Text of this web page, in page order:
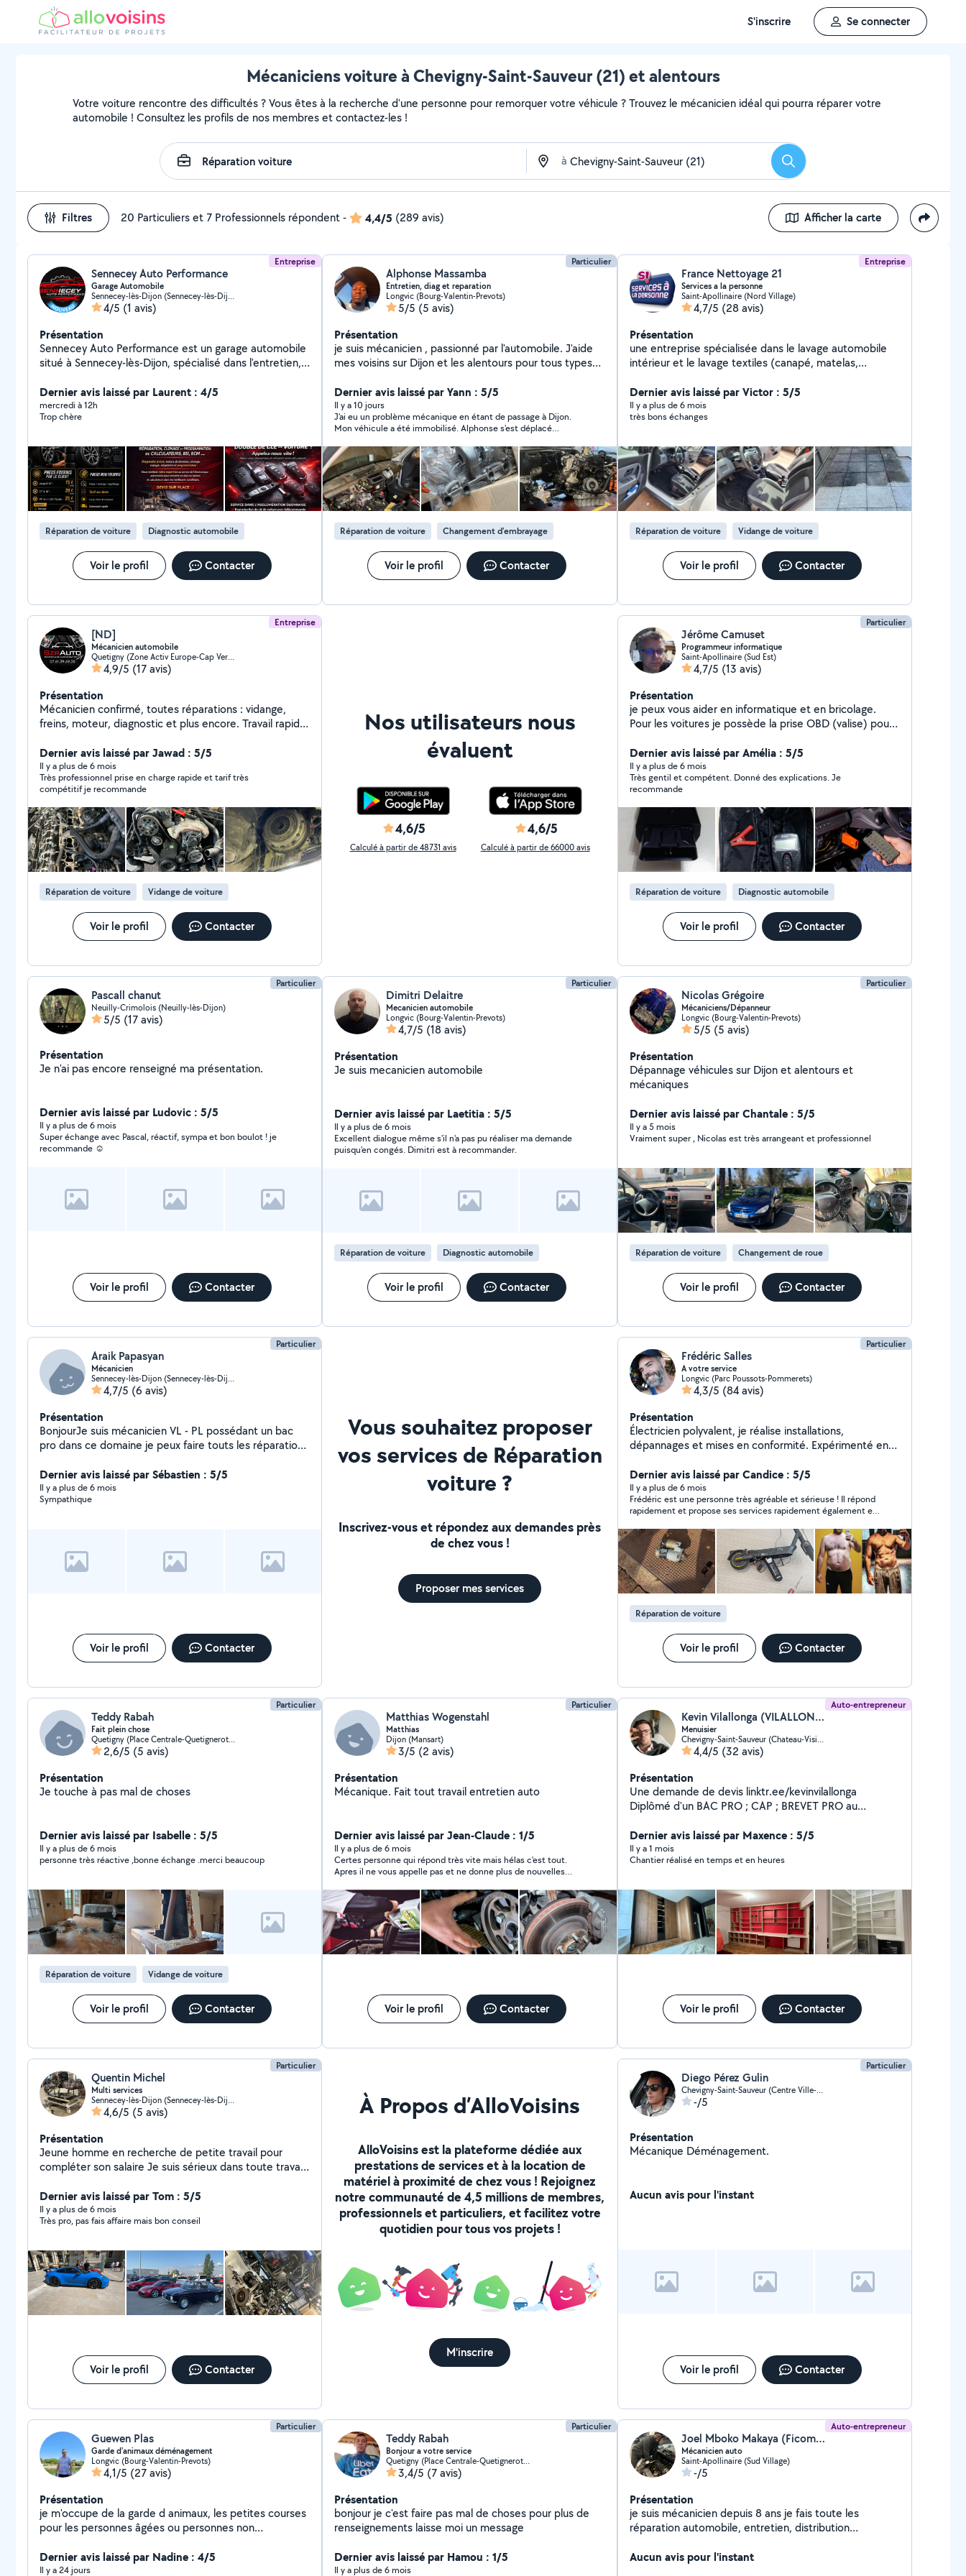
S'inscrire Se connecter
Mécaniciens voiture à Chevigny-Saint-Sauveur (21) et alentours
Votre voiture rencontre des difficultés ? Vous êtes à la recherche d'une personne pour remorquer votre véhicule ? Trouvez le mécanicien idéal qui pourra réparer votre
automobile ! Consultez les profils de nos membres et contactez-les !
à Rechercher
Filtres 20 Particuliers et 7 Professionnels répondent- 4,4/5 (289 avis) Afficher la carte
Entreprise
Sennecey Auto Performance
Garage Automobile
Sennecey-lès-Dijon (Sennecey-lès-Dijon)
4/5 (1 avis)
Présentation
Sennecey Auto Performance est un garage automobile
situé à Sennecey-lès-Dijon, spécialisé dans l'entretien,
performances des véhicules. Notre équipe met son
expertise à votre service pour vous proposer des
prestations fiables, rapides et de qualité, allant de la
éthanol E85. Notre priorité est de garantir la
satisfaction de nos clients grâce à un travail soigné, des
conseils personnalisés et une transparence totale.
Dernier avis laissé par Laurent : 4/5
mercredi à 12h
Trop chère
Réparation de voiture Diagnostic automobile
Voir le profil Contacter
Particulier
Alphonse Massamba
Entretien, diag et reparation
Longvic (Bourg-Valentin-Prevots)
5/5 (5 avis)
Présentation
je suis mécanicien , passionné par l'automobile. J'aide
mes voisins sur Dijon et les alentours pour tous types
pièces auto. Sérieux, réactif et arrangeant Travail
propre et soigné Tarifs honnêtes, esprit d'entraide Que
ce soit pour une vidange, un diagnostic ou une petite
panne, je suis là pour vous dépanner rapidement et
efficacement.
Dernier avis laissé par Yann : 5/5
Il y a 10 jours
J'ai eu un problème mécanique en étant de passage à Dijon.
Mon véhicule a été immobilisé. Alphonse s'est déplacé
mon véhicule très rapidement. Je vous remercie pour votre
professionnalisme et votre gentillesse ! Je recommande.
Réparation de voiture Changement d'embrayage
Voir le profil Contacter
Entreprise
France Nettoyage 21
Services a la personne
Saint-Apollinaire (Nord Village)
4,7/5 (28 avis)
Présentation
une entreprise spécialisée dans le lavage automobile
intérieur et le lavage textiles (canapé, matelas,
extraction, aucune saleté ne lui résiste et votre tissu
ressortira comme neuf !N'hésitez pas à nous ajouter
sur nos réseaux pour voir nos réalisations !
Dernier avis laissé par Victor : 5/5
Il y a plus de 6 mois
très bons échanges
Réparation de voiture Vidange de voiture
Voir le profil Contacter
Entreprise
[ND]
Mécanicien automobile
Quetigny (Zone Activ Europe-Cap Vert-Grand Marche)
4,9/5 (17 avis)
Présentation
Mécanicien confirmé, toutes réparations : vidange,
freins, moteur, diagnostic et plus encore. Travail rapide
Dernier avis laissé par Jawad : 5/5
Il y a plus de 6 mois
Très professionnel prise en charge rapide et tarif très
compétitif je recommande
Réparation de voiture Vidange de voiture
Voir le profil Contacter
Nos utilisateurs nous
évaluent
4,6/5
Calculé à partir de 48731 avis
4,6/5
Calculé à partir de 66000 avis
Particulier
Jérôme Camuset
Programmeur informatique
Saint-Apollinaire (Sud Est)
4,7/5 (13 avis)
Présentation
je peux vous aider en informatique et en bricolage.
Pour les voitures je possède la prise OBD (valise) pour
marques ainsi qu'un testeur de batterie de voiture. J'ai
aussi le logiciel pour mettre à jour le GPS des voitures
de la marque HYUNDAI et KIA.
Dernier avis laissé par Amélia : 5/5
Il y a plus de 6 mois
Très gentil et compétent. Donné des explications. Je
recommande
Réparation de voiture Diagnostic automobile
Voir le profil Contacter
Particulier
Pascall chanut
Neuilly-Crimolois (Neuilly-lès-Dijon)
5/5 (17 avis)
Présentation
Je n'ai pas encore renseigné ma présentation.
Dernier avis laissé par Ludovic : 5/5
Il y a plus de 6 mois
Super échange avec Pascal, réactif, sympa et bon boulot ! je
recommande ☺️
Voir le profil Contacter
Particulier
Dimitri Delaitre
Mecanicien automobile
Longvic (Bourg-Valentin-Prevots)
4,7/5 (18 avis)
Présentation
Je suis mecanicien automobile
Dernier avis laissé par Laetitia : 5/5
Il y a plus de 6 mois
Excellent dialogue même s'il n'a pas pu réaliser ma demande
puisqu'en congés. Dimitri est à recommander.
Réparation de voiture Diagnostic automobile
Voir le profil Contacter
Particulier
Nicolas Grégoire
Mécaniciens/Dépanneur
Longvic (Bourg-Valentin-Prevots)
5/5 (5 avis)
Présentation
Dépannage véhicules sur Dijon et alentours et
mécaniques
Dernier avis laissé par Chantale : 5/5
Il y a 5 mois
Vraiment super , Nicolas est très arrangeant et professionnel
Réparation de voiture Changement de roue
Voir le profil Contacter
Particulier
Araik Papasyan
Mécanicien
Sennecey-lès-Dijon (Sennecey-lès-Dijon)
4,7/5 (6 avis)
Présentation
BonjourJe suis mécanicien VL - PL possédant un bac
pro dans ce domaine je peux faire touts les réparations
peinture dans la maison, réparation de portable ( écran
haut parleur antenne wifi) ....
Dernier avis laissé par Sébastien : 5/5
Il y a plus de 6 mois
Sympathique
Voir le profil Contacter
Vous souhaitez proposer
vos services de Réparation
voiture ?
Inscrivez-vous et répondez aux demandes près
de chez vous !
Proposer mes services
Particulier
Frédéric Salles
A votre service
Longvic (Parc Poussots-Pommerets)
4,3/5 (84 avis)
Présentation
Électricien polyvalent, je réalise installations,
dépannages et mises en conformité. Expérimenté en
divers travaux de bricolage et aide à domicile. Sérieux
et efficace.
Dernier avis laissé par Candice : 5/5
Il y a plus de 6 mois
Frédéric est une personne très agréable et sérieuse ! Il répond
rapidement et propose ses services rapidement également et
vivement !
Réparation de voiture
Voir le profil Contacter
Particulier
Teddy Rabah
Fait plein chose
Quetigny (Place Centrale-Quetignerots-Pre Bourgeot)
2,6/5 (5 avis)
Présentation
Je touche à pas mal de choses
Dernier avis laissé par Isabelle : 5/5
Il y a plus de 6 mois
personne très réactive ,bonne échange .merci beaucoup
Réparation de voiture Vidange de voiture
Voir le profil Contacter
Particulier
Matthias Wogenstahl
Matthias
Dijon (Mansart)
3/5 (2 avis)
Présentation
Mécanique. Fait tout travail entretien auto
Dernier avis laissé par Jean-Claude : 1/5
Il y a plus de 6 mois
Certes personne qui répond très vite mais hélas c'est tout.
Apres il ne vous appelle pas et ne donne plus de nouvelles
Voir le profil Contacter
Auto-entrepreneur
Kevin Vilallonga (VILALLONGA)
Menuisier
Chevigny-Saint-Sauveur (Chateau-Visitation)
4,4/5 (32 avis)
Présentation
Une demande de devis linktr.ee/kevinvilallonga
Diplômé d'un BAC PRO ; CAP ; BREVET PRO au
suis PROFESSIONNEL et passionnée avant tous.
Réalisation de prestations de menuiserie : - Menuiserie
int/ext - Parquet quelconque - Agencement sur mesure
Dernier avis laissé par Maxence : 5/5
Il y a 1 mois
Chantier réalisé en temps et en heures
Voir le profil Contacter
Particulier
Quentin Michel
Multi services
Sennecey-lès-Dijon (Sennecey-lès-Dijon)
4,6/5 (5 avis)
Présentation
Jeune homme en recherche de petite travail pour
compléter son salaire Je suis sérieux dans toute travail
automobile et réparation toute type de moteur (
débroussailleuse,motoculteur,tronceneuse,quad ect
ect ) Compétence aussi dans des petits travails :
personnes et travail de maison
Dernier avis laissé par Tom : 5/5
Il y a plus de 6 mois
Très pro, pas fais affaire mais bon conseil
Voir le profil Contacter
À Propos d’AlloVoisins
AlloVoisins est la plateforme dédiée aux
prestations de services et à la location de
matériel à proximité de chez vous ! Rejoignez
notre communauté de 4,5 millions de membres,
professionnels et particuliers, et facilitez votre
quotidien pour tous vos projets !
M'inscrire
Particulier
Diego Pérez Gulin
Chevigny-Saint-Sauveur (Centre Ville-Clos St-Sauveur)
-/5
Présentation
Mécanique Déménagement.
Aucun avis pour l'instant
Voir le profil Contacter
Particulier
Guewen Plas
Garde d'animaux déménagement
Longvic (Bourg-Valentin-Prevots)
4,1/5 (27 avis)
Présentation
je m'occupe de la garde d animaux, les petites courses
pour les personnes âgées ou personnes non
entretien de la tonte de pelouse (faut que la personne
possède sa tondeuse) contacter moi pour plus d
Dernier avis laissé par Nadine : 4/5
Il y a 24 jours
Particulier
Teddy Rabah
Bonjour a votre service
Quetigny (Place Centrale-Quetignerots-Pre Bourgeot)
3,4/5 (7 avis)
Présentation
bonjour je c'est faire pas mal de choses pour plus de
renseignements laisse moi un message
Dernier avis laissé par Hamou : 1/5
Il y a plus de 6 mois
Auto-entrepreneur
Joel Mboko Makaya (Ficom’auto)
Mécanicien auto
Saint-Apollinaire (Sud Village)
-/5
Présentation
je suis mécanicien depuis 8 ans je fais toute les
réparation automobile, entretien, distribution
Aucun avis pour l'instant